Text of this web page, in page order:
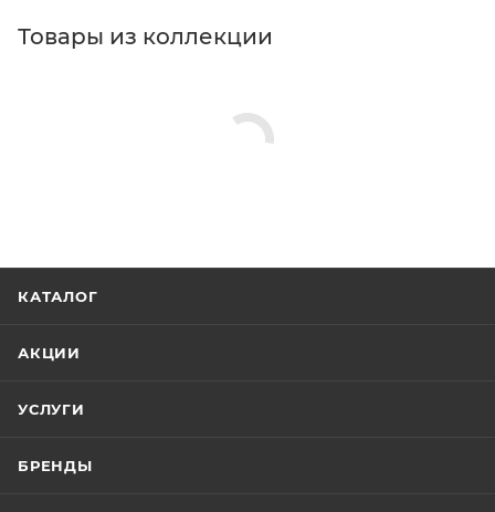
Товары из коллекции
КАТАЛОГ
АКЦИИ
УСЛУГИ
БРЕНДЫ